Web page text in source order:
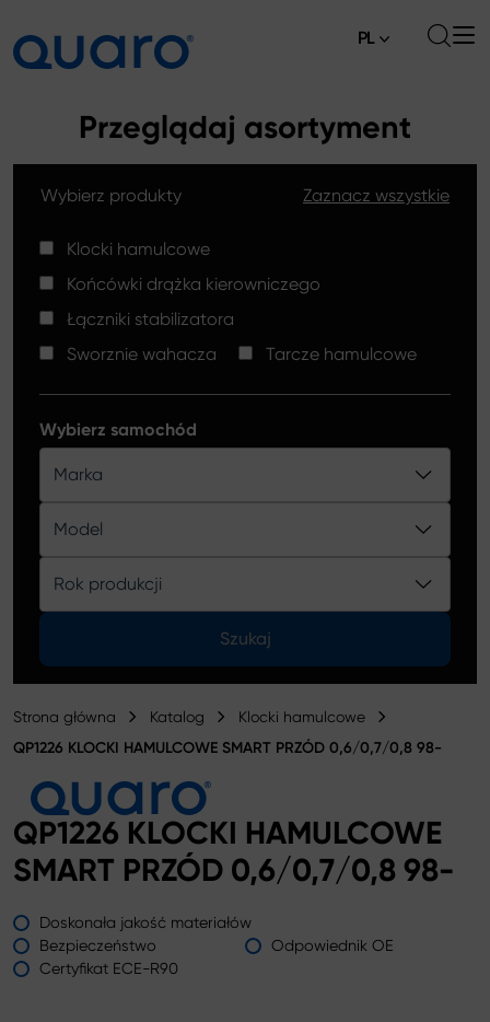
Klocki hamulcowe
Tarcze hamulcowe High Carbon
Końcówki drążków kierowniczych
Klocki hamulcowe Silver Ceramic
Katalog
Aktualności
Gdzie kupić
Kontakt
PL
Przeglądaj asortyment
Wybierz produkty Zaznacz wszystkie
Klocki hamulcowe
Końcówki drążka kierowniczego
Łączniki stabilizatora
Sworznie wahacza
Tarcze hamulcowe
Wybierz samochód
Marka
Model
Rok produkcji
Szukaj
Strona główna Katalog Klocki hamulcowe
QP1226 KLOCKI HAMULCOWE SMART PRZÓD 0,6/0,7/0,8 98-
QP1226 KLOCKI HAMULCOWE
SMART PRZÓD 0,6/0,7/0,8 98-
Doskonała jakość materiałów
Bezpieczeństwo
Odpowiednik OE
Certyfikat ECE-R90